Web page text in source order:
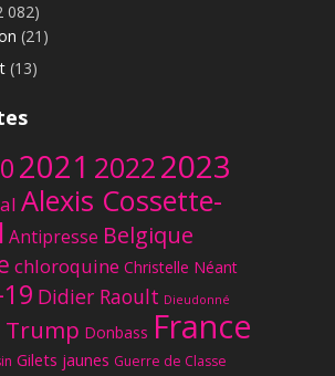
082)
(21)
(13)
2021 20222023
Alexis Cossette-
Antipresse Belgique
chloroquine Christelle Néant
Didier Raoult Dieudonné
Trump Donbass France
Gilets jaunes Guerre de Classe